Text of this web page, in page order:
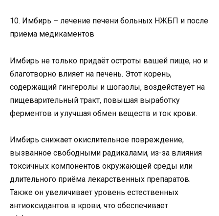
10. Имбирь – лечение печени больных НЖБП и после
приёма медикаментов
Имбирь не только придаёт остроты вашей пище, но и
благотворно влияет на печень. Этот корень,
содержащий гингеролы и шогаолы, воздействует на
пищеварительный тракт, повышая выработку
ферментов и улучшая обмен веществ и ток крови.
Имбирь снижает окислительное повреждение,
вызванное свободными радикалами, из-за влияния
токсичных компонентов окружающей среды или
длительного приёма лекарственных препаратов.
Также он увеличивает уровень естественных
антиоксидантов в крови, что обеспечивает